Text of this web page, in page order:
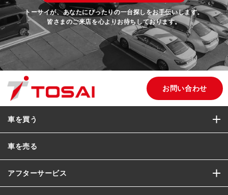
トーサイが、あなたにぴったりの一台探しをお手伝いします。
皆さまのご来店を心よりお待ちしております。
お問い合わせ
車を買う
車を売る
アフターサービス